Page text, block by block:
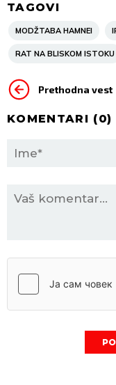
TAGOVI
MODŽTABA HAMNEI
RAT NA BLISKOM ISTOKU
Prethodna vest
KOMENTARI (0)